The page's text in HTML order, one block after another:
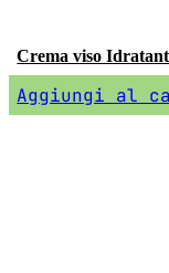
Crema viso
Aggiungi al